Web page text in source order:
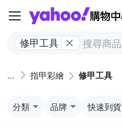
修甲工具
指甲彩繪 修甲工具
分類 品牌 快速到貨